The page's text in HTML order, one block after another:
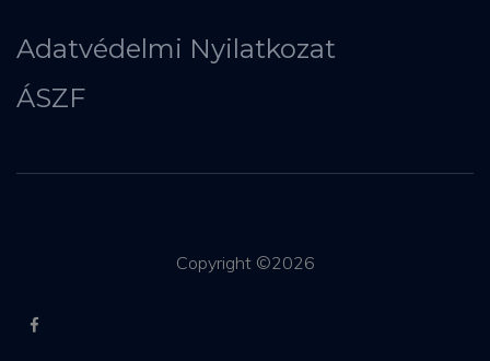
Adatvédelmi Nyilatkozat
ÁSZF
Copyright ©2026